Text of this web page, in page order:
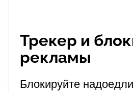
Трекер и
рекламы
Блокируйте